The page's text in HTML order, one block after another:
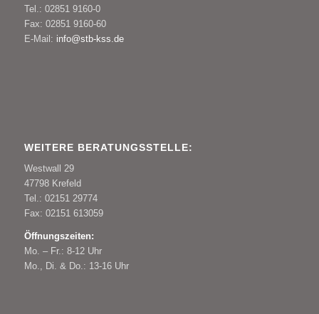
Tel.: 02851 9160-0
Fax: 02851 9160-60
E-Mail: info@stb-kss.de
WEITERE BERATUNGSSTELLE:
Westwall 29
47798 Krefeld
Tel.: 02151 29774
Fax: 02151 613059
Öffnungszeiten:
Mo. – Fr.: 8-12 Uhr
Mo., Di. & Do.: 13-16 Uhr